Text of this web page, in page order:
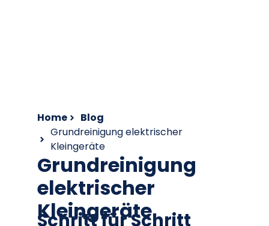
Home
Blog
Grundreinigung elektrischer
Kleingeräte
Grundreinigung
elektrischer
Kleingeräte
Schritt für Schritt